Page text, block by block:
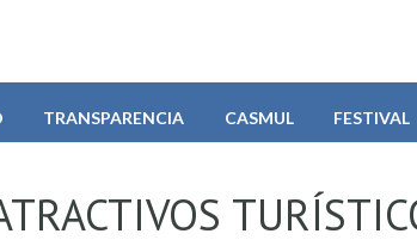
TRANSPARENCIA CASMUL FESTIVAL